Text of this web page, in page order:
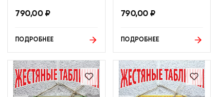
790,00 ₽
ПОДРОБНЕЕ
790,00 ₽
ПОДРОБНЕЕ